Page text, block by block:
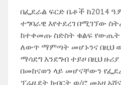
በፌደራል ፍርድ ቤቶች ከ2014
ተግባራዊ እየተደረገ በሚገኘው
ከተቀመጡ ስድስት ቁልፍ
ለውጥ ማምጣት መሆኑንና በዚህ
ማሳደግ እንደግብ ተይዞ በዚህ
በመከናወን ላይ መሆናቸውን
ፕሬዚደት ክብርት ወ/ሮ መአዛ